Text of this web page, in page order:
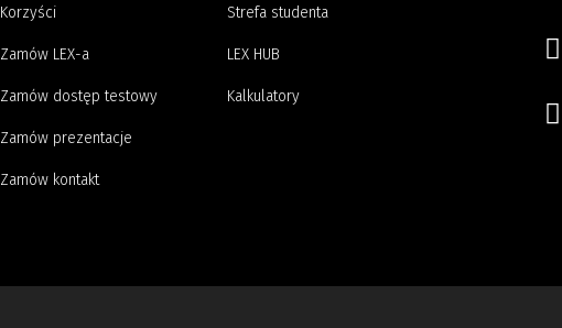
Korzyści
Zamów LEX-a
Zamów dostęp testowy
Zamów prezentacje
Zamów kontakt
Strefa studenta
LEX HUB
strony)
Kalkulatory